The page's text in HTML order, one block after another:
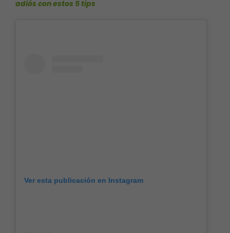
adiós con estos 5 tips
Ver esta publicación en Instagram